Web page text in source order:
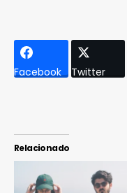
Facebook Twitter
Relacionado